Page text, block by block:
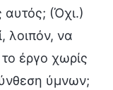
αυτός; (Όχι.)
λοιπόν, να
έργο χωρίς
ύμνων;